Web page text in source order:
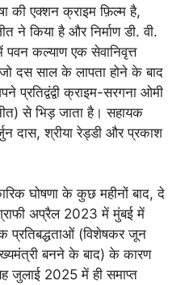
की एक्शन क्राइम फ़िल्म है,
किया है और निर्माण डी. वी.
पवन कल्याण एक सेवानिवृत्त
दस साल के लापता होने के बाद
क्राइम-सरगना ओमी
से भिड़ जाता है। सहायक
दास, श्रीया रेड्डी और प्रकाश
घोषणा के कुछ महीनों बाद, दे
अप्रैल 2023 में मुंबई में
प्रतिबद्धताओं (विशेषकर जून
बनने के बाद) के कारण
जुलाई 2025 में ही समाप्त